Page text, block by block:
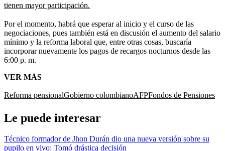
tienen mayor participación.
Por el momento, habrá que esperar al inicio y el curso de las
negociaciones, pues también está en discusión el aumento del salario
mínimo y la reforma laboral que, entre otras cosas, buscaría
incorporar nuevamente los pagos de recargos nocturnos desde las
6:00 p. m.
VER MÁS
Reforma pensionalGobierno colombianoAFPFondos de Pensiones
Le puede interesar
Técnico formador de Jhon Durán dio una nueva versión sobre su
pupilo en vivo: Tomó drástica decisión